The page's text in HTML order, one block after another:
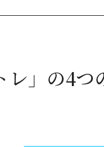
レ」の4